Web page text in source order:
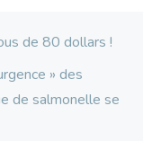
de 80 dollars !
» des
de salmonelle se